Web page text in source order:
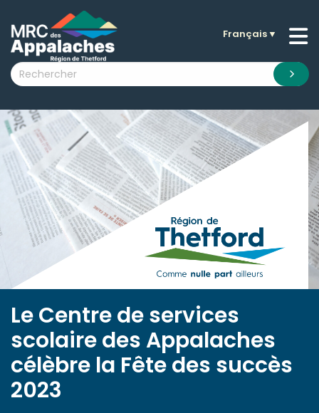
submenu (La MRC )
submenu (Citoyens )
submenu (Visiteurs )
submenu (Nouvelles )
submenu (Documentation )
Français▼
Le Centre de services
scolaire des Appalaches
célèbre la Fête des succès
2023